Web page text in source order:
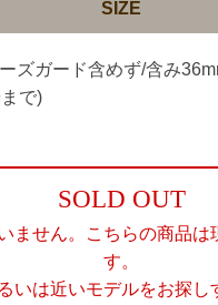
SIZE
ズガード含めず/含み
で)
SOLD OUT
ません。こちらの商品は
す。
いは近いモデルをお探し